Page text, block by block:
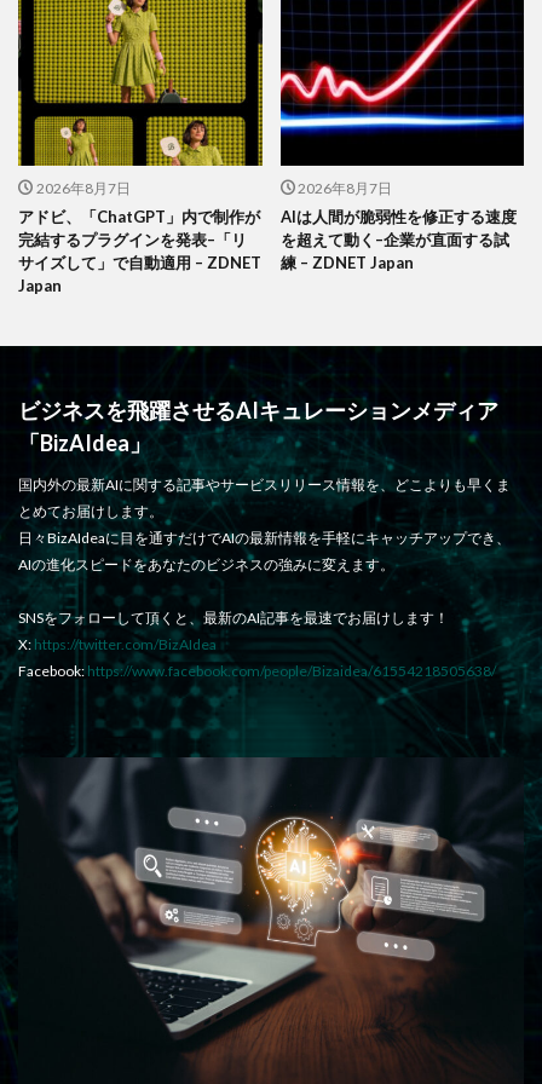
2026年8月7日
アドビ、「ChatGPT」内で制作が
完結するプラグインを発表–「リ
サイズして」で自動適用 – ZDNET
Japan
2026年8月7日
AIは人間が脆弱性を修正する速度
を超えて動く–企業が直面する試
練 – ZDNET Japan
ビジネスを飛躍させるAIキュレーションメディア
「BizAIdea」
国内外の最新AIに関する記事やサービスリリース情報を、どこよりも早くま
とめてお届けします。
日々BizAIdeaに目を通すだけでAIの最新情報を手軽にキャッチアップでき、
AIの進化スピードをあなたのビジネスの強みに変えます。
SNSをフォローして頂くと、最新のAI記事を最速でお届けします！
X: https://twitter.com/BizAIdea
Facebook: https://www.facebook.com/people/Bizaidea/61554218505638/